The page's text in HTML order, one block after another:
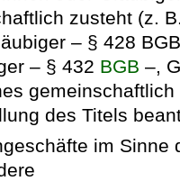
zusteht (z.
– § 428
– § 432 BGB –,
des Titels
im